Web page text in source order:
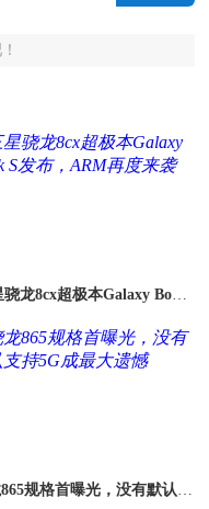
骁龙8cx超极本Galaxy Book
规格首曝光，没有默认支